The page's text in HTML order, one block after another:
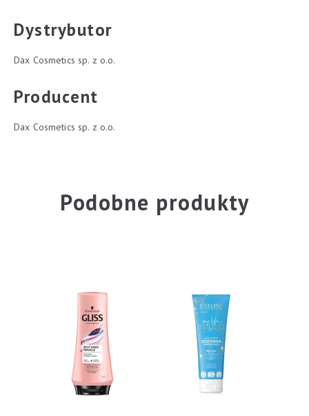
Dystrybutor
Dax Cosmetics sp. z o.o.
Producent
Dax Cosmetics sp. z o.o.
Podobne produkty